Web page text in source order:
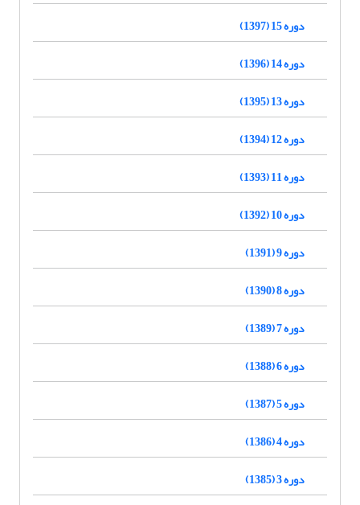
دوره 15 (1397)
دوره 14 (1396)
دوره 13 (1395)
دوره 12 (1394)
دوره 11 (1393)
دوره 10 (1392)
دوره 9 (1391)
دوره 8 (1390)
دوره 7 (1389)
دوره 6 (1388)
دوره 5 (1387)
دوره 4 (1386)
دوره 3 (1385)